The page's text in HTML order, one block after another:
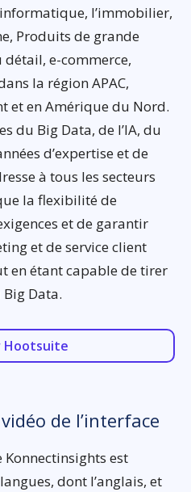
l’immobilier,
Produits de grande
e-commerce,
la région APAC,
et en Amérique du Nord.
du Big Data, de l’IA, du
d’expertise et de
à tous les secteurs
la flexibilité de
et de garantir
et de service client
en étant capable de tirer
Data.
Hootsuite
de l’interface
Konnectinsights est
dont l’anglais, et